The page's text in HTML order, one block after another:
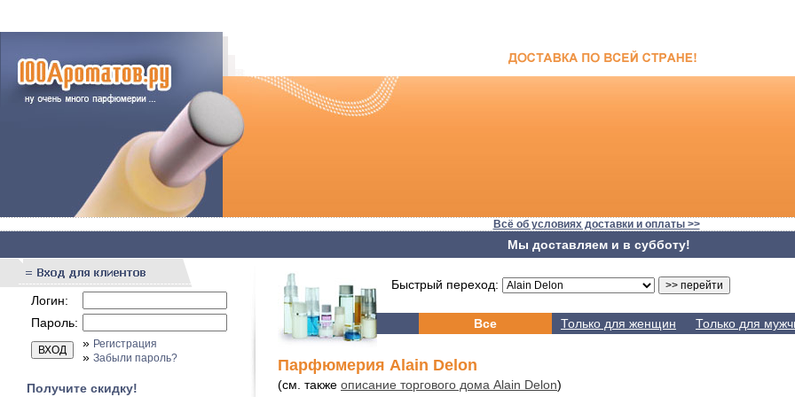
Всё об условиях доставки и оплаты >>
Мы доставляем и в субботу!
Логин:
Пароль:
» Регистрация
» Забыли пароль?
Получите скидку!
Быстрый переход:
Все Только для женщин Только для
Парфюмерия Alain Delon
(см. также описание торгового дома Alain Delon)